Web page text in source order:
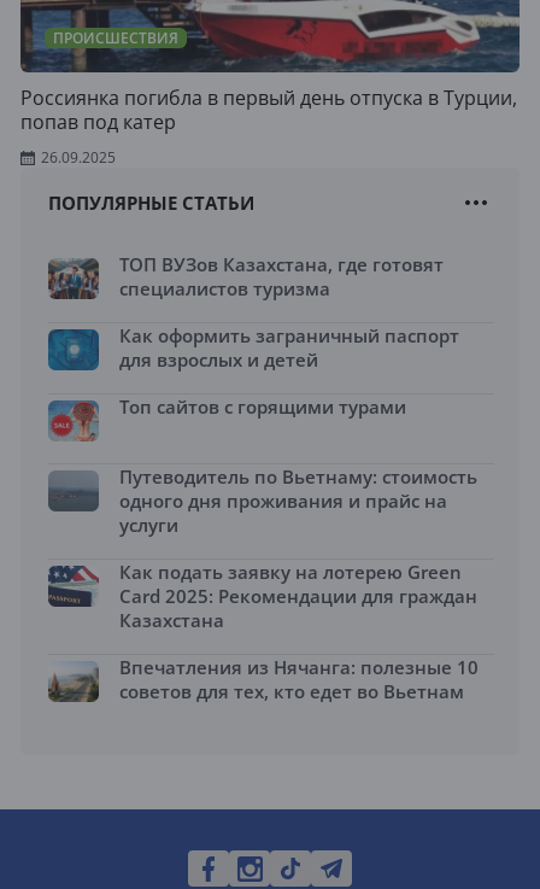
ПРОИСШЕСТВИЯ
Россиянка погибла в первый день отпуска в Турции,
попав под катер
26.09.2025
ПОПУЛЯРНЫЕ СТАТЬИ
ТОП ВУЗов Казахстана, где готовят
специалистов туризма
Как оформить заграничный паспорт
для взрослых и детей
Топ сайтов с горящими турами
Путеводитель по Вьетнаму: стоимость
одного дня проживания и прайс на
услуги
Как подать заявку на лотерею Green
Card 2025: Рекомендации для граждан
Казахстана
Впечатления из Нячанга: полезные 10
советов для тех, кто едет во Вьетнам